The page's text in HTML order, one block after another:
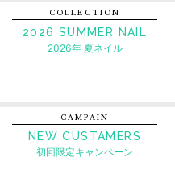
COLLECTION
2026 SUMMER NAIL
2026年 夏ネイル
CAMPAIN
NEW CUSTAMERS
初回限定キャンペーン